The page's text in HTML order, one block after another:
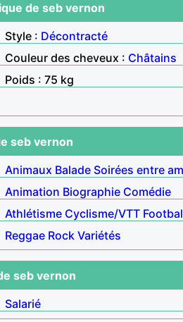
de seb vernon
Style : Décontracté
Couleur des cheveux : Châtains
Poids : 75 kg
seb vernon
Animaux Balade Soirées entre
Animation Biographie Comédie
Athlétisme Cyclisme/VTT
Reggae Rock Variétés
seb vernon
Salarié